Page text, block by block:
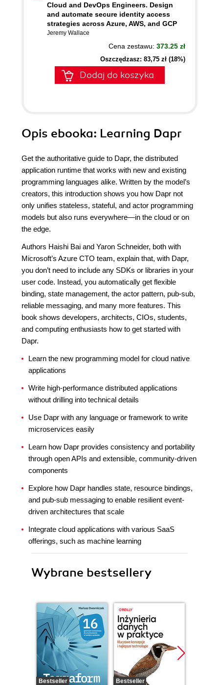
Cloud and DevOps Engineers. Design
and automate secure identity access
strategies across Azure, AWS, and GCP
Jeremy Wallace
Cena zestawu: 373.25 zł
Oszczędzasz: 83,75 zł (18%)
Dodaj do koszyka
Opis ebooka: Learning Dapr
Get the authoritative guide to Dapr, the distributed
application runtime that works with new and existing
programming languages alike. Written by the model’s
creators, this introduction shows you how Dapr not
only unifies stateless, stateful, and actor programming
models but also runs everywhere—in the cloud or on
the edge.
Authors Haishi Bai and Yaron Schneider, both with
Microsoft’s Azure CTO team, explain that, with Dapr,
you don’t need to include any SDKs or libraries in your
user code. Instead, you automatically get flexible
binding, state management, the actor pattern, pub-sub,
reliable messaging, and many more features. This
book shows developers, architects, CIOs, students,
and computing enthusiasts how to get started with
Dapr.
Learn the new programming model for cloud native
applications
Write high-performance distributed applications
without drilling into technical details
Use Dapr with any language or framework to write
microservices easily
Learn how Dapr provides consistency and portability
through open APIs and extensible, community-driven
components
Explore how Dapr handles state, resource bindings,
and pub-sub messaging to enable resilient event-
driven architectures that scale
Integrate cloud applications with various SaaS
offerings, such as machine learning
Wybrane bestsellery
Bestseller Bestseller